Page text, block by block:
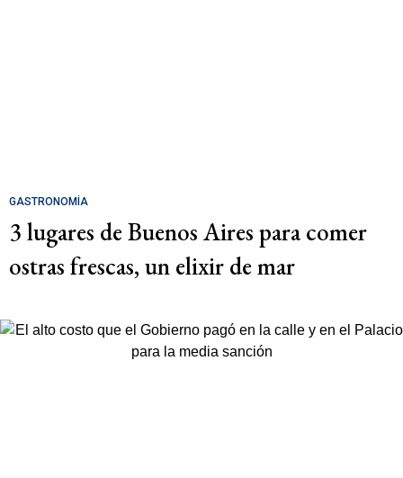
GASTRONOMÍA
3 lugares de Buenos Aires para comer
ostras frescas, un elixir de mar